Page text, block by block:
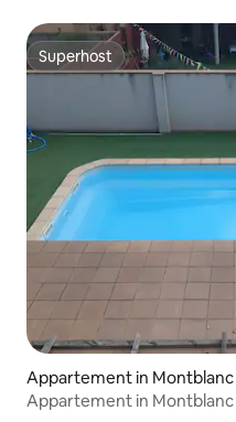
Superhost
Superhost
Appartement in Montblanc
Appartement in